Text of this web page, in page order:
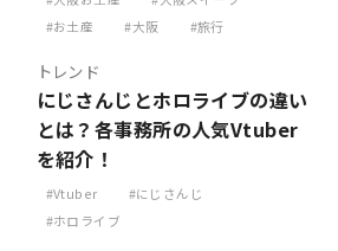
お土産
大阪 旅行
トレンド
にじさんじとホロライブの違い
とは？各事務所の人気Vtuber
を紹介！
Vtuber
にじさんじ
ホロライブ